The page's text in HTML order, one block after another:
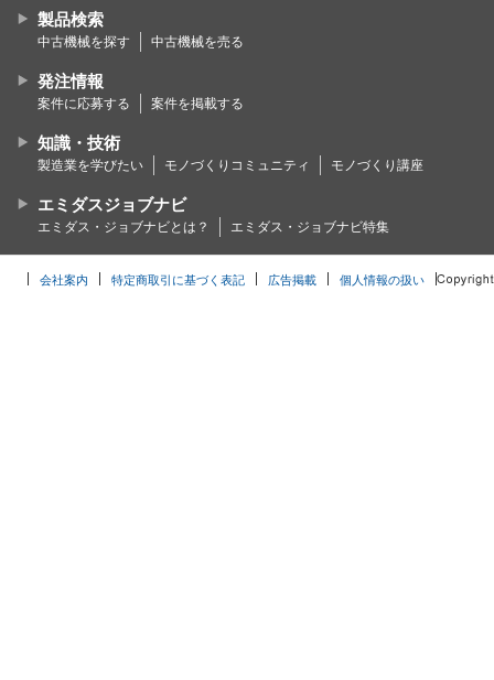
製品検索
中古機械を探す 中古機械を売る
発注情報
案件に応募する 案件を掲載する
知識・技術
製造業を学びたい モノづくりコミュニティ モノづくり講座
エミダスジョブナビ
エミダス・ジョブナビとは？ エミダス・ジョブナビ特集
会社案内 特定商取引に基づく表記 広告掲載 個人情報の扱い